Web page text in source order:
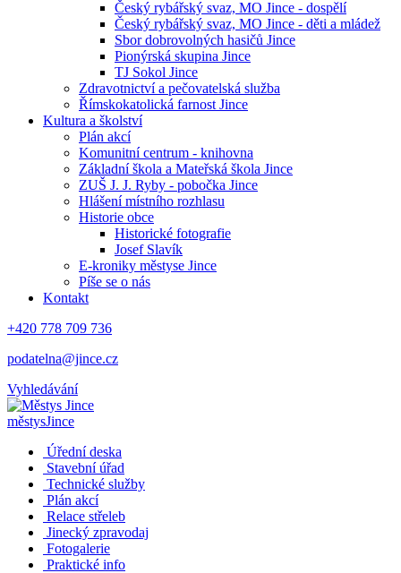
Český rybářský svaz, MO Jince - dospělí
Český rybářský svaz, MO Jince - děti a mládež
Sbor dobrovolných hasičů Jince
Pionýrská skupina Jince
TJ Sokol Jince
Zdravotnictví a pečovatelská služba
Římskokatolická farnost Jince
Kultura a školství
Plán akcí
Komunitní centrum - knihovna
Základní škola a Mateřská škola Jince
ZUŠ J. J. Ryby - pobočka Jince
Hlášení místního rozhlasu
Historie obce
Historické fotografie
Josef Slavík
E-kroniky městyse Jince
Píše se o nás
Kontakt
+420 778 709 736
podatelna@jince.cz
Vyhledávání
městysJince
Úřední deska
Stavební úřad
Technické služby
Plán akcí
Relace střeleb
Jinecký zpravodaj
Fotogalerie
Praktické info